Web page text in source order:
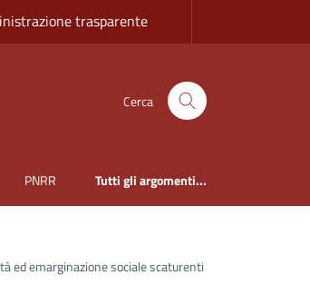
trasparente
Cerca
PNRR Tutti gli argomenti...
ed emarginazione sociale scaturenti